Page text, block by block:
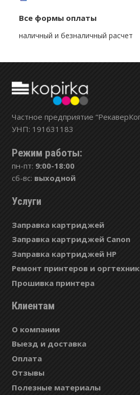
Все формы оплаты
наличный и безналичный расчет
Частное предприятие
УНП: 191631183
Режим работы:
пн-пт: 9:00-18:00
сб-вс: выходной
Услуги
Заправка картриджей
Заправка картриджей Canon
Заправка картриджей HP
Ремонт принтеров и
Прошивка принтера
Клиентам
О компании
Выезд и доставка
Оплата
Отзывы
Полезные материалы